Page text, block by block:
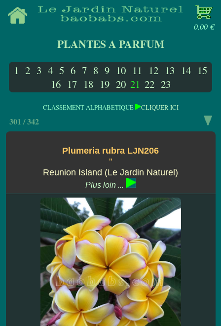
0.00 €
PLANTES A PARFUM
1 2 3 4 5 6 7 8 9 10 11 12 13 14 15
16 17 18 19 20 21 22 23
CLASSEMENT ALPHABETIQUE CLIQUER ICI
301 / 342
Plumeria rubra LJN206
''
Reunion Island (Le Jardin Naturel)
Plus loin ...